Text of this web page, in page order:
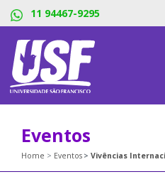
11 94467-9295
Eventos
Home Eventos Vivências Internacionais: